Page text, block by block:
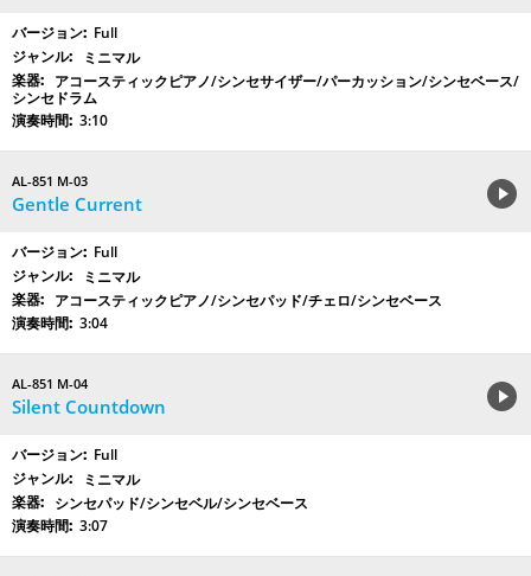
Full
ミニマル
アコースティックピアノ/シンセサイザー/パーカッション/シンセベース/
シンセドラム
3:10
AL-851 M-03
Gentle Current
Full
ミニマル
アコースティックピアノ/シンセパッド/チェロ/シンセベース
3:04
AL-851 M-04
Silent Countdown
Full
ミニマル
シンセパッド/シンセベル/シンセベース
3:07